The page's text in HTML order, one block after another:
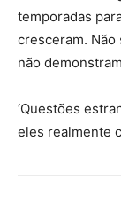
temporadas
cresceram. Não
não
‘Questões
eles realmente